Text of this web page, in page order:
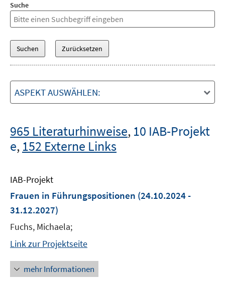
Suche
ASPEKT AUSWÄHLEN:
965 Literaturhinweise, 10 IAB-Projekt
e, 152 Externe Links
IAB-Projekt
Frauen in Führungspositionen (24.10.2024 -
31.12.2027)
Fuchs, Michaela;
Link zur Projektseite
mehr Informationen